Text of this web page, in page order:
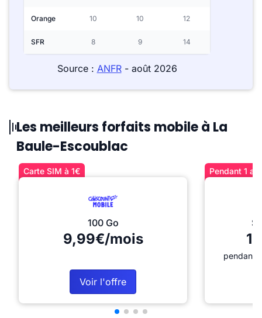
Orange 10 10 12
SFR 8 9 14
Source : ANFR- août 2026
Les meilleurs forfaits mobile à La
Baule-Escoublac
Carte SIM à 1€
100 Go
9,99€/mois
Voir l'offre
Pendant 1
pendant